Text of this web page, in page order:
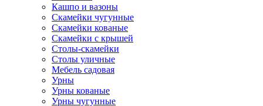
Кашпо и вазоны
Скамейки чугунные
Скамейки кованые
Скамейки с крышей
Столы-скамейки
Столы уличные
Мебель садовая
Урны
Урны кованые
Урны чугунные